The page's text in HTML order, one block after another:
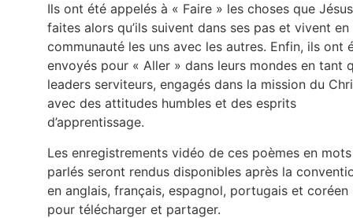
Ils ont été appelés à « Faire » les choses que
faites alors qu’ils suivent dans ses pas et vivent en
communauté les uns avec les autres. Enfin, ils ont
envoyés pour « Aller » dans leurs mondes en tant
leaders serviteurs, engagés dans la mission du
avec des attitudes humbles et des esprits
d’apprentissage.
Les enregistrements vidéo de ces poèmes en mots
parlés seront rendus disponibles après la
en anglais, français, espagnol, portugais et coréen
pour télécharger et partager.